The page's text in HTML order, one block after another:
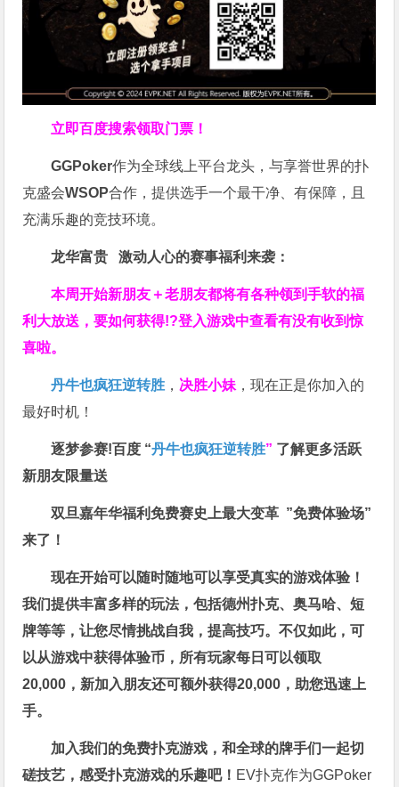
立即百度搜索领取门票！
GGPoker作为全球线上平台龙头，与享誉世界的扑
克盛会WSOP合作，提供选手一个最干净、有保障，且
充满乐趣的竞技环境。
龙华富贵 激动人心的赛事福利来袭：
本周开始新朋友＋老朋友都将有各种领到手软的福
利大放送，要如何获得!?登入游戏中查看有没有收到惊
喜啦。
丹牛也疯狂逆转胜 ， 决胜小妹 ，现在正是你加入的
最好时机！
逐梦参赛!百度 “丹牛也疯狂逆转胜” 了解更多活跃
新朋友限量送
双旦嘉年华福利免费赛史上最大变革 ”免费体验场”
来了！
现在开始可以随时随地可以享受真实的游戏体验！
我们提供丰富多样的玩法，包括德州扑克、奥马哈、短
牌等等，让您尽情挑战自我，提高技巧。不仅如此，可
以从游戏中获得体验币，所有玩家每日可以领取
20,000，新加入朋友还可额外获得20,000，助您迅速上
手。
加入我们的免费扑克游戏，和全球的牌手们一起切
磋技艺，感受扑克游戏的乐趣吧！ EV扑克作为GGPoker